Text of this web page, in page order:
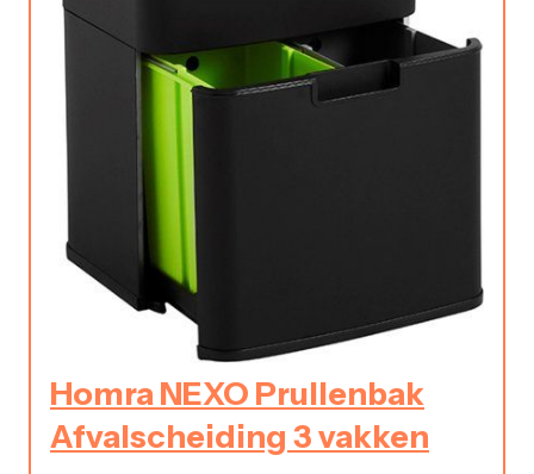
Homra NEXO Prullenbak
Afvalscheiding 3 vakken